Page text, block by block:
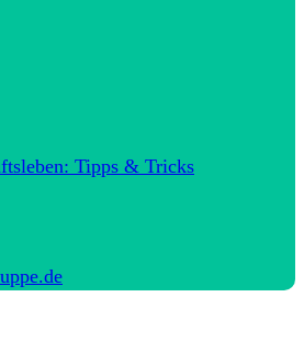
Tipps & Tricks